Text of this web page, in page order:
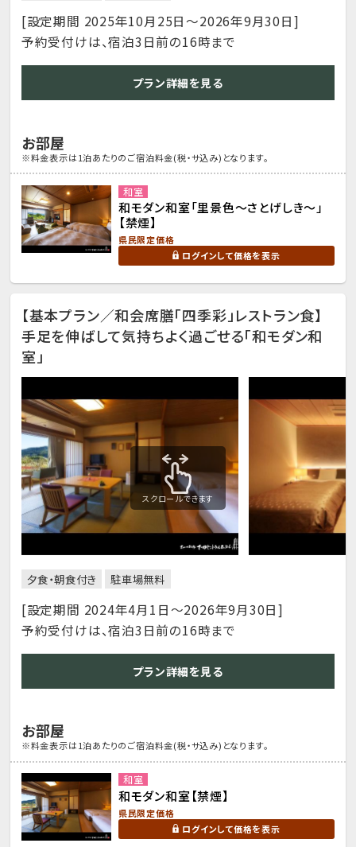
[設定期間 2025年10月25日～2026年9月30日]
予約受付けは、宿泊3日前の16時まで
プラン詳細を見る
お部屋
※料金表示は1泊あたりのご宿泊料金(税・サ込み)となります。
和室
和モダン和室「里景色～さとげしき～」
【禁煙】
県民限定価格
ログインして価格を表示
【基本プラン／和会席膳「四季彩」レストラン食】
手足を伸ばして気持ちよく過ごせる「和モダン和
室」
スクロールできます
夕食・朝食付き 駐車場無料
[設定期間 2024年4月1日～2026年9月30日]
予約受付けは、宿泊3日前の16時まで
プラン詳細を見る
お部屋
※料金表示は1泊あたりのご宿泊料金(税・サ込み)となります。
和室
和モダン和室【禁煙】
県民限定価格
ログインして価格を表示